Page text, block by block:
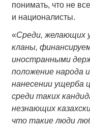
понимать, что не
и националисты.
«Среди, желающих
кланы,
иностранными
положение народа
нанесении ущерба
среди таких
незнающих
что такие люди